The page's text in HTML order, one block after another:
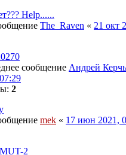
Help......
The_Raven « 21 окт
сообщение Андрей Керчь
2
mek « 17 июн 2021,
2